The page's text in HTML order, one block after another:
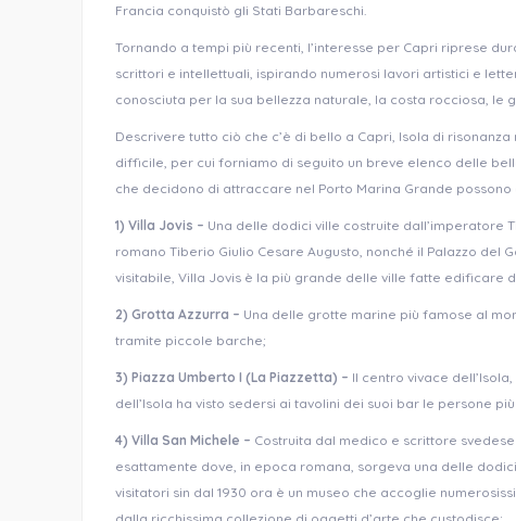
Francia conquistò gli Stati Barbareschi.
Tornando a tempi più recenti, l’interesse per Capri riprese
scrittori e intellettuali, ispirando numerosi lavori artistici e
conosciuta per la sua bellezza naturale, la costa rocciosa, le
Descrivere tutto ciò che c’è di bello a Capri, Isola di
difficile, per cui forniamo di seguito un breve elenco delle
che decidono di attraccare nel Porto Marina Grande possono
1) Villa Jovis – Una delle dodici ville costruite dall’imperatore
romano Tiberio Giulio Cesare Augusto, nonché il Palazzo del
visitabile, Villa Jovis è la più grande delle ville fatte
2) Grotta Azzurra – Una delle grotte marine più famose al
tramite piccole barche;
3) Piazza Umberto I (La Piazzetta) – Il centro vivace
dell’Isola ha visto sedersi ai tavolini dei suoi bar le persone
4) Villa San Michele – Costruita dal medico e scrittore
esattamente dove, in epoca romana, sorgeva una delle
visitatori sin dal 1930 ora è un museo che accoglie